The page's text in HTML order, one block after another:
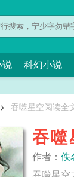
说 科幻小说
> 吞噬星空阅读全
吞噬
作者： 佚